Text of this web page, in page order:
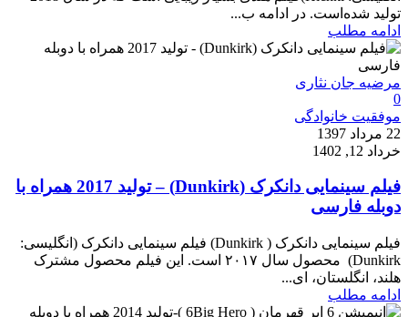
تولید شده‌است. در ادامه ب...
ادامه مطلب
مرضیه جان نثاری
0
موفقیت خانوادگی
22 مرداد 1397
خرداد 12, 1402
فیلم سینمایی دانکرک (Dunkirk) – تولید 2017 همراه با
دوبله فارسی
فیلم سینمایی دانکرک ( Dunkirk) فیلم سینمایی دانکرک (انگلیسی:
Dunkirk) محصول سال ۲۰۱۷ است. این فیلم محصول مشترک
هلند، انگلستان، ای...
ادامه مطلب